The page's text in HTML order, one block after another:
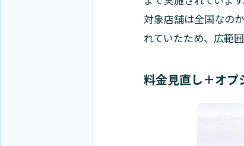
対象店舗は全国なの
れていたため、広範
料金見直し＋オプ